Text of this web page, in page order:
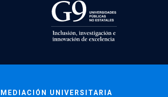
MEDIACIÓN UNIVERSITARIA